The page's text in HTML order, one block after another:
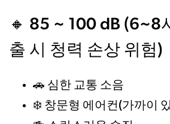
🔸 85 ~ 100 dB (6~8
출 시 청력 손상 위험)
🚗 심한 교통 소음
❄️ 창문형 에어컨(가까이